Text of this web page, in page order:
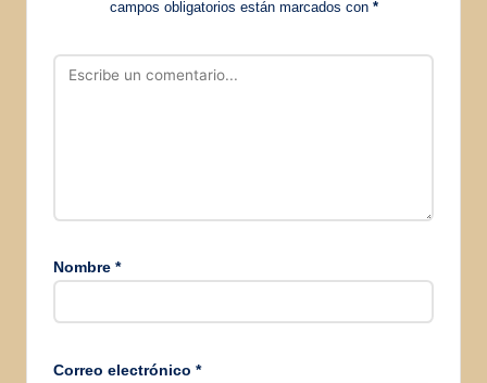
campos obligatorios están marcados con *
Nombre *
Correo electrónico *